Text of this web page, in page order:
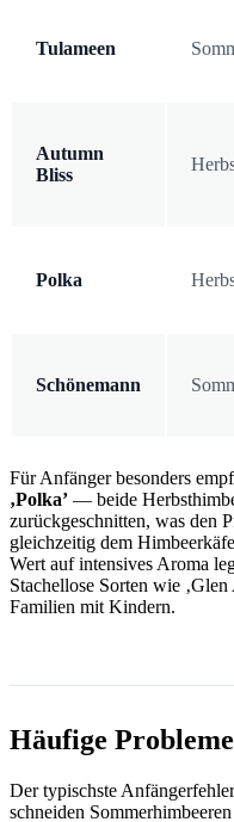
Tulameen
Autumn
Bliss
Polka
Schönemann
Für Anfänger besonders
‚Polka’ — beide
zurückgeschnitten, was den
gleichzeitig dem
Wert auf intensives Aroma
Stachellose Sorten wie
Familien mit Kindern.
Häufige
Der typischste
schneiden